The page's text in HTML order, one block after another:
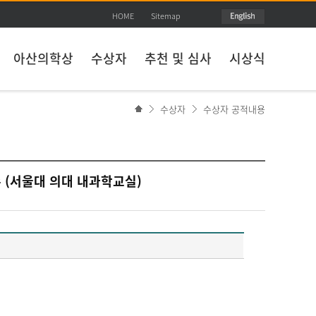
HOME Sitemap
아산의학상 수상자 추천 및 심사 시상식
수상자 수상자 공적내용
서울대 의대 내과학교실)